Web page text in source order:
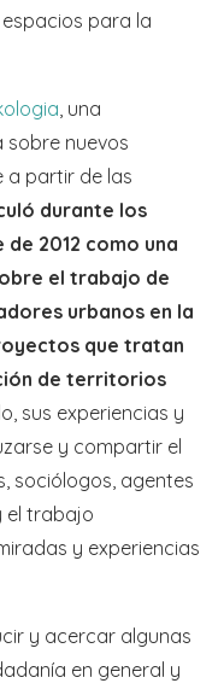
para la
, una
nuevos
a partir de las
durante los
2012 como una
el trabajo de
urbanos en la
que tratan
de territorios
sus experiencias y
y compartir el
sociólogos, agentes
el trabajo
y experiencias
y acercar algunas
en general y